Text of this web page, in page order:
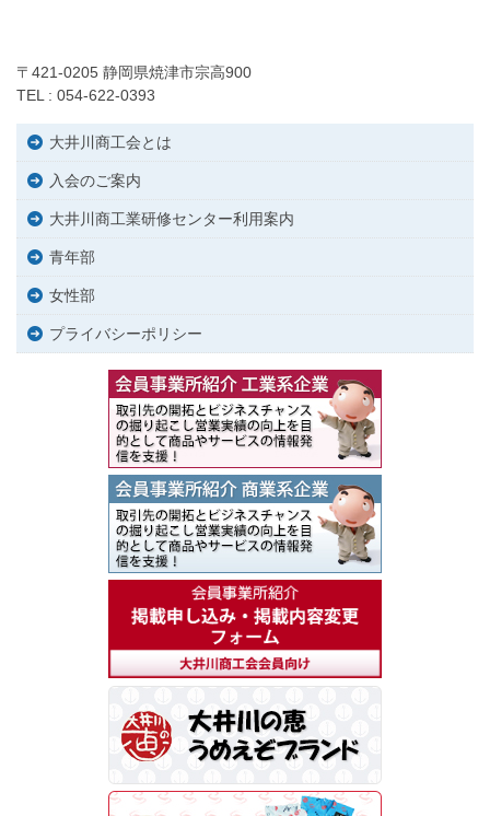
〒421-0205 静岡県焼津市宗高900
TEL : 054-622-0393
大井川商工会とは
入会のご案内
大井川商工業研修センター利用案内
青年部
女性部
プライバシーポリシー